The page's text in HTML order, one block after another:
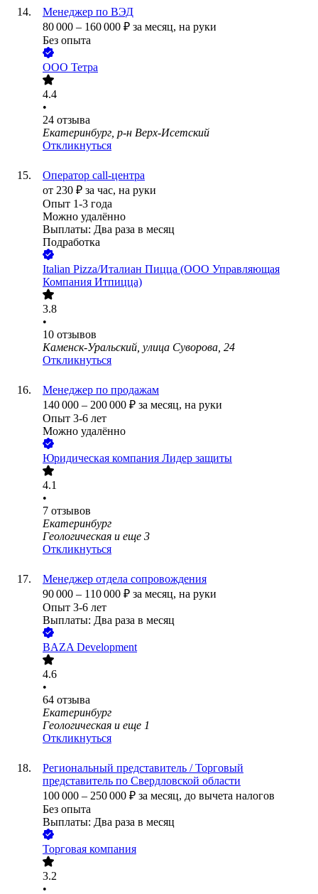
Менеджер по ВЭД
80 000 – 160 000 ₽ за месяц, на руки
Без опыта
ООО Тетра
4.4
•
24 отзыва
Екатеринбург, р-н Верх-Исетский
Откликнуться
Оператор call-центра
от 230 ₽ за час, на руки
Опыт 1-3 года
Можно удалённо
Выплаты: Два раза в месяц
Подработка
Italian Pizza/Италиан Пицца (ООО Управляющая
Компания Итпицца)
3.8
•
10 отзывов
Каменск-Уральский, улица Суворова, 24
Откликнуться
Менеджер по продажам
140 000 – 200 000 ₽ за месяц, на руки
Опыт 3-6 лет
Можно удалённо
Юридическая компания Лидер защиты
4.1
•
7 отзывов
Екатеринбург
Геологическая и еще 3
Откликнуться
Менеджер отдела сопровождения
90 000 – 110 000 ₽ за месяц, на руки
Опыт 3-6 лет
Выплаты: Два раза в месяц
BAZA Development
4.6
•
64 отзыва
Екатеринбург
Геологическая и еще 1
Откликнуться
Региональный представитель / Торговый
представитель по Свердловской области
100 000 – 250 000 ₽ за месяц, до вычета налогов
Без опыта
Выплаты: Два раза в месяц
Торговая компания
3.2
•